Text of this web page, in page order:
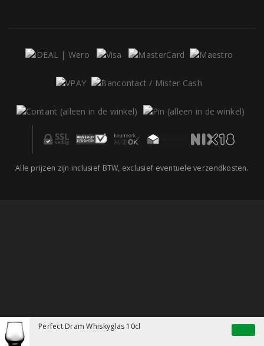
Perfect Dram Whiskyglas 10cl
Alle prijzen zijn inclusief BTW, exclusief eventuele verzendkosten.